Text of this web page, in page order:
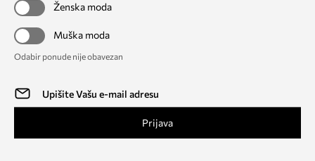
Ženska moda
Muška moda
Odabir ponude nije obavezan
Prijava